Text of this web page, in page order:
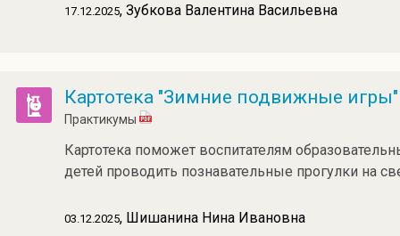
17.12.2025, Зубкова Валентина Васильевна
Картотека "Зимние подвижные игры"
Практикумы
Картотека поможет воспитателям
детей проводить познавательные прогулки на
03.12.2025, Шишанина Нина Ивановна